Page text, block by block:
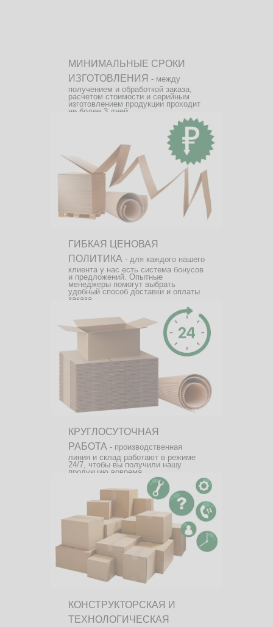
МИНИМАЛЬНЫЕ СРОКИ
ИЗГОТОВЛЕНИЯ - между
получением и обработкой заказа,
расчетом стоимости и серийным
изготовлением продукции проходит
не более 3 дней.
ГИБКАЯ ЦЕНОВАЯ
ПОЛИТИКА - для каждого нашего
клиента у нас есть система бонусов
и предложений. Опытные
менеджеры помогут выбрать
удобный способ доставки и оплаты
заказа.
КРУГЛОСУТОЧНАЯ
РАБОТА - производственная
линия и склад работают в режиме
24/7, чтобы вы получили нашу
продукцию вовремя.
КОНСТРУКТОРСКАЯ И
ТЕХНОЛОГИЧЕСКАЯ